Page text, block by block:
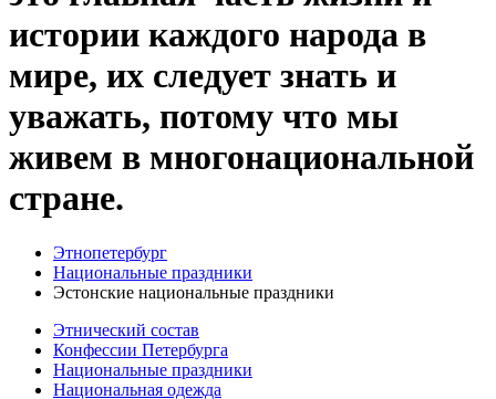
истории каждого народа в
мире, их следует знать и
уважать, потому что мы
живем в многонациональной
стране.
Этнопетербург
Национальные праздники
Эстонские национальные праздники
Этнический состав
Конфессии Петербурга
Национальные праздники
Национальная одежда